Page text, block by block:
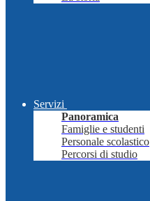
Servizi
Panoramica
Famiglie e studenti
Personale scolastico
Percorsi di studio